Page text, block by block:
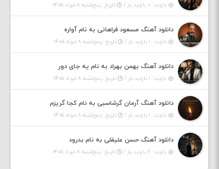
بازدید : ۰ بازدید بار / تاریخ : پنج‌شنبه ۸ مرداد ۱۴۰۵
دانلود آهنگ مسعود فراهانی به نام آواره
بازدید : ۱ بازدید بار / تاریخ : پنج‌شنبه ۸ مرداد ۱۴۰۵
دانلود آهنگ بهمن بهراد به نام یه جای دور
بازدید : ۱ بازدید بار / تاریخ : پنج‌شنبه ۸ مرداد ۱۴۰۵
دانلود آهنگ آرمان گرشاسبی به نام کجا گریزم
بازدید : ۱ بازدید بار / تاریخ : پنج‌شنبه ۸ مرداد ۱۴۰۵
دانلود آهنگ حسن علیقلی به نام بدرود
بازدید : ۲ بازدید بار / تاریخ : پنج‌شنبه ۸ مرداد ۱۴۰۵